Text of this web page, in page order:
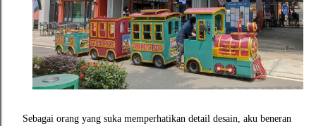
Sebagai orang yang suka memperhatikan detail desain, aku beneran